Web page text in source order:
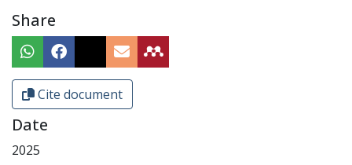
Share
Cite document
Date
2025